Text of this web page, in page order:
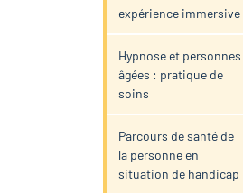
expérience immersive
Hypnose et personnes
âgées : pratique de
soins
Parcours de santé de
la personne en
situation de handicap